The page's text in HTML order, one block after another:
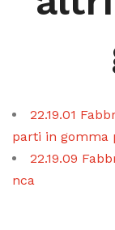
22.19.01
parti in gomma
22.19.09
nca